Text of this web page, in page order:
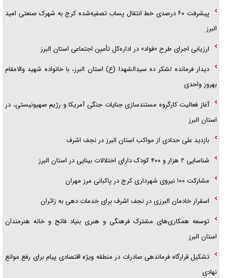
پیشرفت ۶۰ درصدی خط انتقال پساب تصفیه‌شده کرج به شهرک صنعتی امید
البرز
ارزیابی اجرای طرح «فواد» در اداره‌کل تأمین اجتماعی استان البرز
دیدار فرمانده لشکر ده سیدالشهدا (ع) استان البرز، با خانواده شهید والامقام
بهروز واحدی
آغاز فعالیت کارگروه مستندسازی جنایات جنگی آمریکا و رژیم صهیونیستی، در
استان البرز
بازدید علی حدادی از مواکب استان البرز در نجف اشرف
شناسایی ۲ هزار و ۴۰۰ کودک دارای اختلالات بینایی در استان البرز
مشارکت ۱۰۰ نیروی شهرداری کرج در پاکبانی مرز مهران
اسقرار خادمان البرزی در نجف اشرف برای خدمات دهی به زائران
توسعه همکاری‌های مشترک فرهنگی و هنری بنیاد فاتح و خانه هنرمندان
استان البرز
تشکیل قرارگاه فرماندهی صادرات در منطقه ویژه اقتصادی پیام برای رفع موانع
نهادی